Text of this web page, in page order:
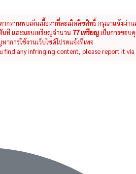
ากท่านพบเห็นเนื้อหาที่ละเมิดลิขสิทธิ์ กรุณาแจ้งผ่าน
นที และมอบเหรียญจำนวน 77 เหรียญเป็นการขอบ
าการใช้งานเว็บไซต์โปรดแจ้งที่เพจ
find any infringing content, please report it via